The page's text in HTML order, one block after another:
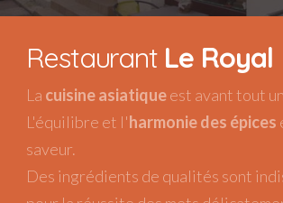
Restaurant Le Royal
La cuisine asiatiqueest avant tout
L'équilibre et l'harmonie des épices
saveur.
Des ingrédients de qualités sont